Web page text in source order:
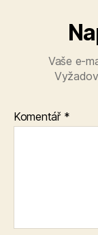
Vaše e-
Komentář *